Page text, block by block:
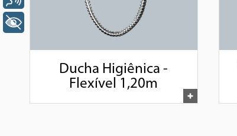
Ducha Higiênica -
Flexível 1,20m
+ Acessibilidade